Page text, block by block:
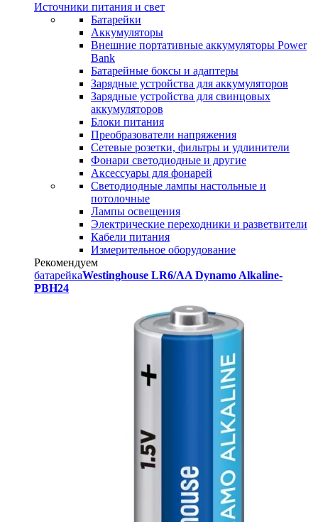
Источники питания и свет
Батарейки
Аккумуляторы
Внешние портативные аккумуляторы Power
Bank
Батарейные боксы и адаптеры
Зарядные устройства для аккумуляторов
Зарядные устройства для свинцовых
аккумуляторов
Блоки питания
Преобразователи напряжения
Сетевые розетки, фильтры и удлинители
Фонари светодиодные и другие
Аксессуары для фонарей
Светодиодные лампы настольные и
потолочные
Лампы освещения
Электрические переходники и разветвители
Кабели питания
Измерительное оборудование
Рекомендуем
батарейкаWestinghouse LR6/AA Dynamo Alkaline-
PBH24